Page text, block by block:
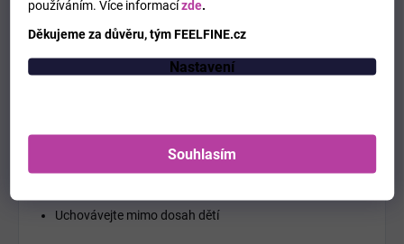
používáním.Více informacízde
Děkujeme za důvěru, tým FEELFINE.cz
Nastavení
Souhlasím
Bezpečnostní informace
Hořlavý produkt – uchovávejte mimo dosah ohně, zdrojů
tepla a přímého slunečního záření
Zabraňte kontaktu s očima
Pouze pro vnější použití
Uchovávejte mimo dosah dětí